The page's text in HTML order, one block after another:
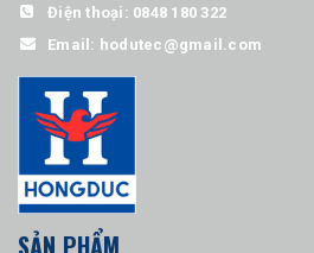
Điện thoại: 0848 180 322
Email: hodutec@gmail.com